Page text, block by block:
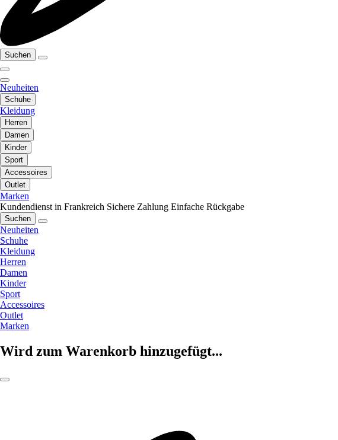
Suchen
Neuheiten
Schuhe
Kleidung
Herren
Damen
Kinder
Sport
Accessoires
Outlet
Marken
Kundendienst in Frankreich Sichere Zahlung Einfache Rückgabe
Suchen
Neuheiten
Schuhe
Kleidung
Herren
Damen
Kinder
Sport
Accessoires
Outlet
Marken
Wird zum Warenkorb hinzugefügt...